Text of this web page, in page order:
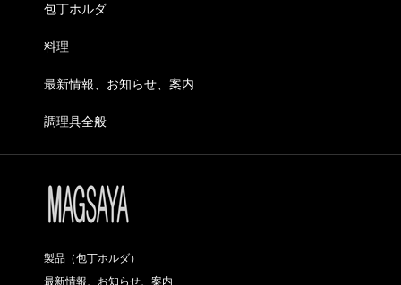
包丁ホルダ
料理
最新情報、お知らせ、案内
調理具全般
製品（包丁ホルダ）
最新情報、お知らせ、案内